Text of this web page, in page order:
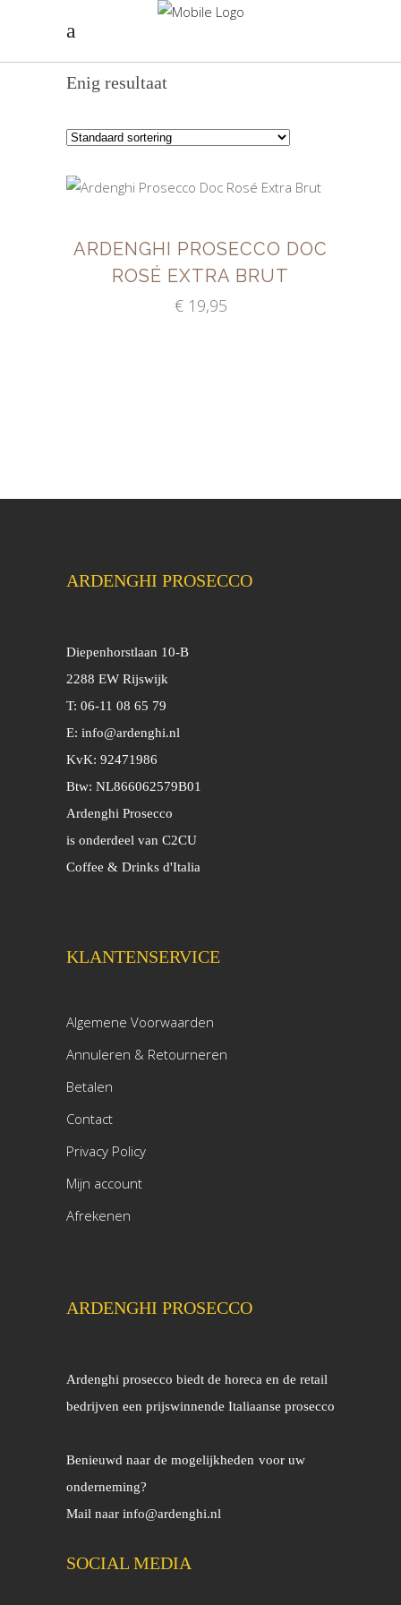
Enig resultaat
ARDENGHI PROSECCO DOC
ROSÉ EXTRA BRUT
€19,95
ARDENGHI PROSECCO
Diepenhorstlaan 10-B
2288 EW Rijswijk
T: 06-11 08 65 79
E: info@ardenghi.nl
KvK: 92471986
Btw: NL866062579B01
Ardenghi Prosecco
is onderdeel van C2CU
Coffee & Drinks d'Italia
KLANTENSERVICE
Algemene Voorwaarden
Annuleren & Retourneren
Betalen
Contact
Privacy Policy
Mijn account
Afrekenen
ARDENGHI PROSECCO
Ardenghi prosecco biedt de horeca en de retail
bedrijven een prijswinnende Italiaanse prosecco
Benieuwd naar de mogelijkheden voor uw
onderneming?
Mail naar info@ardenghi.nl
SOCIAL MEDIA